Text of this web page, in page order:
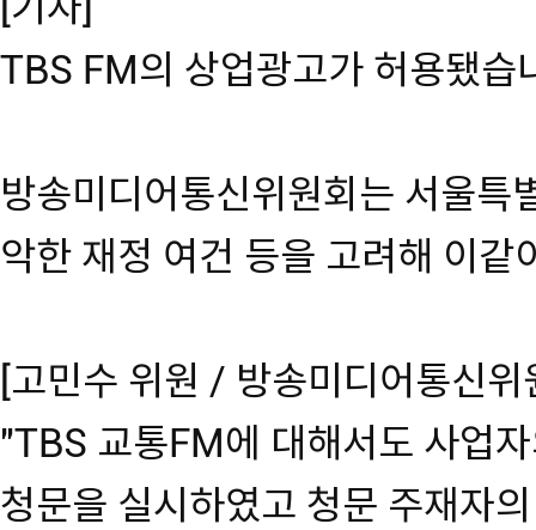
TBS FM의 상업광고가 허용됐습
방송미디어통신위원회는 서울특
악한 재정 여건 등을 고려해 이같
[고민수 위원 / 방송미디어통신위
"TBS 교통FM에 대해서도 사업
청문을 실시하였고 청문 주재자